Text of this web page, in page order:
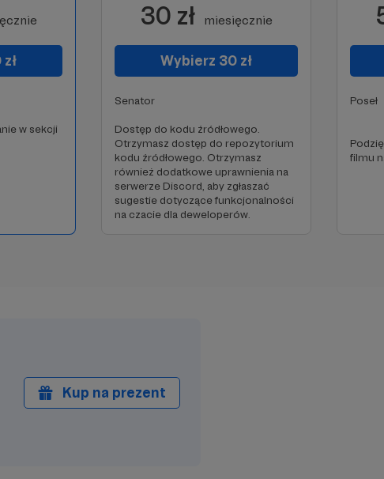
w sekcji
30 zł miesięcznie
Wybierz 30 zł
Senator
Dostęp do kodu źródłowego.
Otrzymasz dostęp do repozytorium
kodu źródłowego. Otrzymasz
również dodatkowe uprawnienia na
serwerze Discord, aby zgłaszać
sugestie dotyczące funkcjonalności
na czacie dla deweloperów.
Poseł
filmu
Kup na prezent